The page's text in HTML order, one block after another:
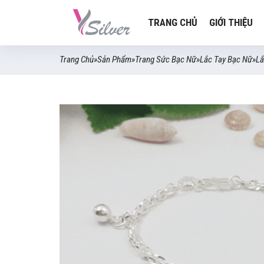
TRANG CHỦ GIỚI THIỆU
Trang Chủ»Sản Phẩm»Trang Sức Bạc Nữ»Lắc Tay Bạc Nữ»